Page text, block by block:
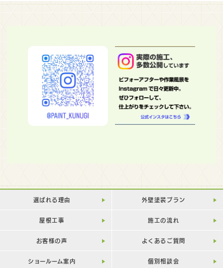
選ばれる理由 外壁塗装プラン
屋根工事 施工の流れ
お客様の声 よくあるご質問
ショールーム案内 個別相談会